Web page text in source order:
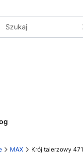
MAX Krój talerzowy 471